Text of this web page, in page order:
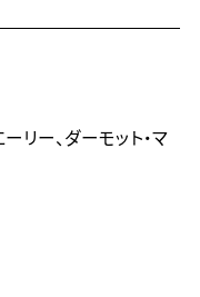
リー、ダーモット・マ